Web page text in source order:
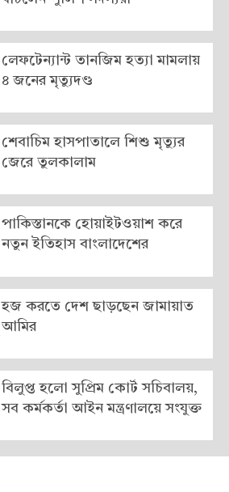
লেফটেন্যান্ট তানজিম হত্যা মামলায়
৪ জনের মৃত্যুদণ্ড
শেবাচিম হাসপাতালে শিশু মৃত্যুর
জেরে তুলকালাম
পাকিস্তানকে হোয়াইটওয়াশ করে
নতুন ইতিহাস বাংলাদেশের
হজ করতে দেশ ছাড়ছেন জামায়াত
আমির
বিলুপ্ত হলো সুপ্রিম কোর্ট সচিবালয়,
সব কর্মকর্তা আইন মন্ত্রণালয়ে সংযুক্ত